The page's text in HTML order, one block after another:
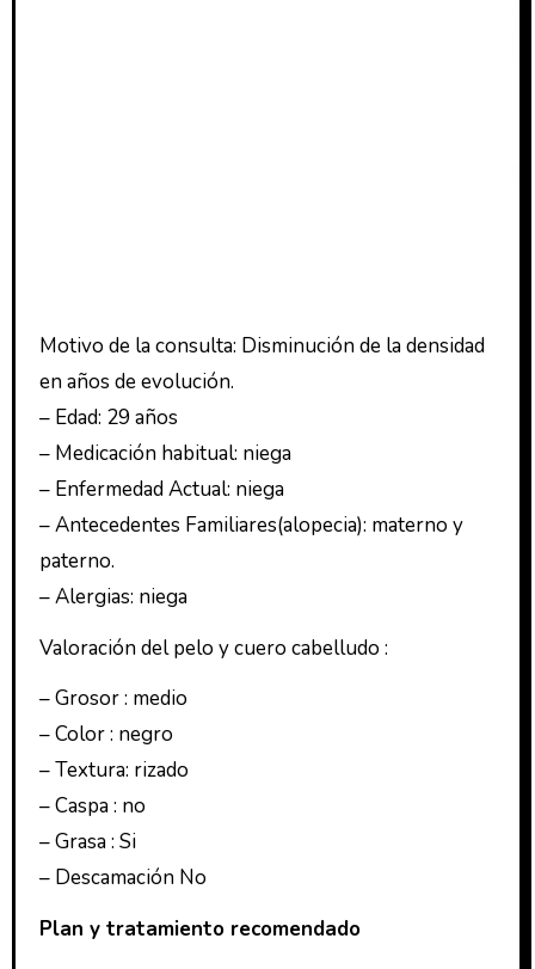
Motivo de la consulta: Disminución de la densidad
en años de evolución.
– Edad: 29 años
– Medicación habitual: niega
– Enfermedad Actual: niega
– Antecedentes Familiares(alopecia): materno y
paterno.
– Alergias: niega
Valoración del pelo y cuero cabelludo :
– Grosor : medio
– Color : negro
– Textura: rizado
– Caspa : no
– Grasa : Si
– Descamación No
Plan y tratamiento recomendado